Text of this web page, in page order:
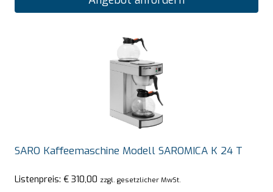
SARO Kaffeemaschine Modell SAROMICA K 24 T
Listenpreis: € 310,00 zzgl. gesetzlicher MwSt.